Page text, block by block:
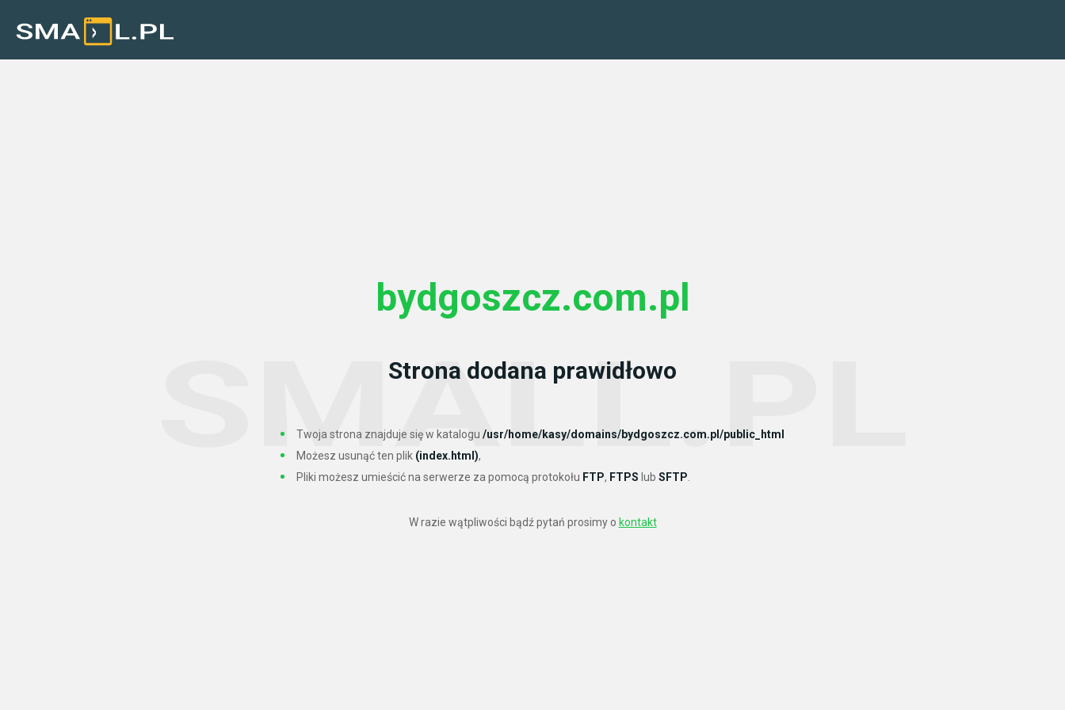
bydgoszcz.com.pl
Strona dodana prawidłowo
Twoja strona znajduje się w katalogu /usr/home/kasy/domains/bydgoszcz.com.pl/public_html
Możesz usunąć ten plik (index.html),
Pliki możesz umieścić na serwerze za pomocą protokołu FTP, FTPS lub SFTP
W razie wątpliwości bądź pytań prosimy o kontakt